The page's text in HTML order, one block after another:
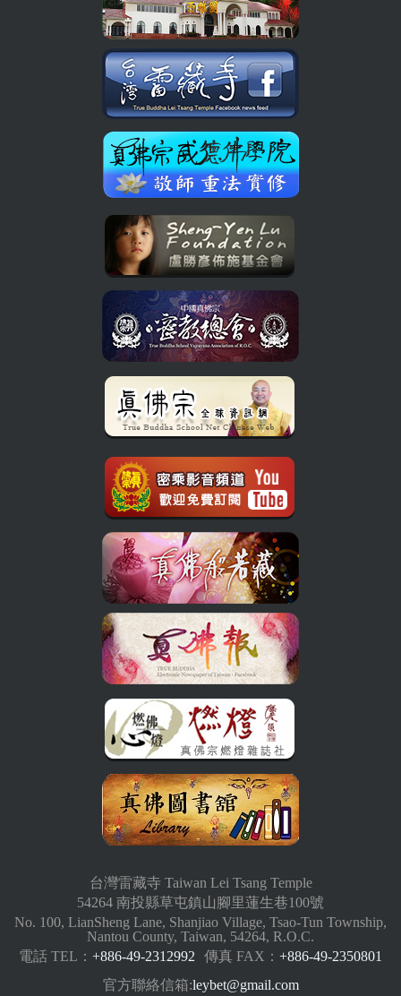
台灣雷藏寺 Taiwan Lei Tsang Temple
54264 南投縣草屯鎮山腳里蓮生巷100號
No. 100, LianSheng Lane, Shanjiao Village, Tsao-Tun Township,
Nantou County, Taiwan, 54264, R.O.C.
電話 TEL： +886-49-2312992 傳真 FAX： +886-49-2350801
官方聯絡信箱:leybet@gmail.com